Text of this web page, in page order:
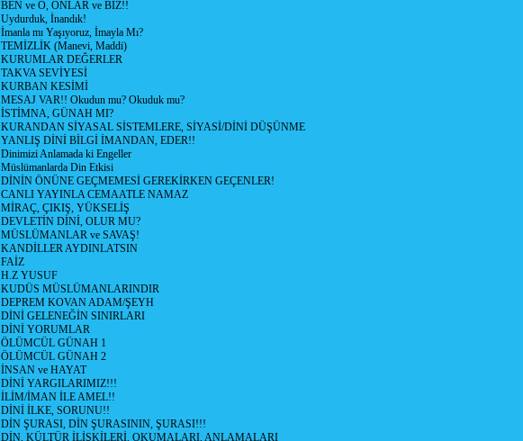
BEN ve O, ONLAR ve BİZ!!
Uydurduk, İnandık!
İmanla mı Yaşıyoruz, İmayla Mı?
TEMİZLİK (Manevi, Maddi)
KURUMLAR DEĞERLER
TAKVA SEVİYESİ
KURBAN KESİMİ
MESAJ VAR!! Okudun mu? Okuduk mu?
İSTİMNA, GÜNAH MI?
KURANDAN SİYASAL SİSTEMLERE, SİYASİ/DİNİ DÜŞÜNME
YANLIŞ DİNİ BİLGİ İMANDAN, EDER!!
Dinimizi Anlamada ki Engeller
Müslümanlarda Din Etkisi
DİNİN ÖNÜNE GEÇMEMESİ GEREKİRKEN GEÇENLER!
CANLI YAYINLA CEMAATLE NAMAZ
MİRAÇ, ÇIKIŞ, YÜKSELİŞ
DEVLETİN DİNİ, OLUR MU?
MÜSLÜMANLAR ve SAVAŞ!
KANDİLLER AYDINLATSIN
FAİZ
H.Z YUSUF
KUDÜS MÜSLÜMANLARINDIR
DEPREM KOVAN ADAM/ŞEYH
DİNİ GELENEĞİN SINIRLARI
DİNİ YORUMLAR
ÖLÜMCÜL GÜNAH 1
ÖLÜMCÜL GÜNAH 2
İNSAN ve HAYAT
DİNİ YARGILARIMIZ!!!
İLİM/İMAN İLE AMEL!!
DİNİ İLKE, SORUNU!!
DİN ŞURASI, DİN ŞURASININ, ŞURASI!!!
DİN, KÜLTÜR İLİŞKİLERİ, OKUMALARI, ANLAMALARI